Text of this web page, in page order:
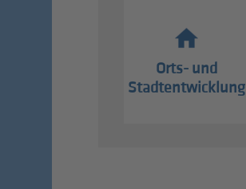
Orts- und
Stadtentwicklung